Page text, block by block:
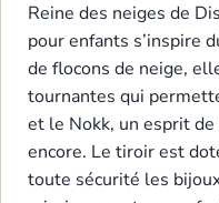
Reine des neiges de
pour enfants s’inspire
de flocons de neige,
tournantes qui
et le Nokk, un esprit
encore. Le tiroir est
toute sécurité les